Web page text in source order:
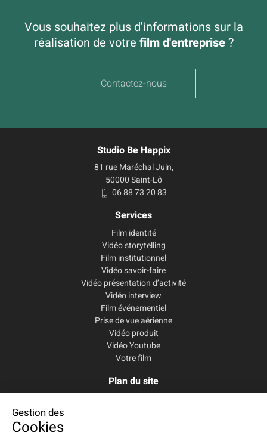
Vous souhaitez plus d'informations sur la
réalisation de votre film d'entreprise?
Contactez-nous
Studio Be Happix
81 rue Maréchal Juin,
50000 Saint-Lô
06 88 73 20 83
Services
Film identité
Vidéo storytelling
Film institutionnel
Vidéo savoir-faire
Vidéo présentation d’activité
Vidéo interview
Film événementiel
Prise de vue aérienne
Vidéo produit
Vidéo Youtube
Votre film
Plan du site
Gestion des
Cookies